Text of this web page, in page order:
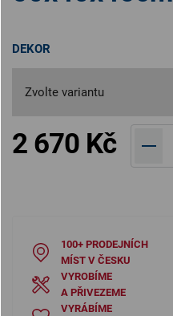
DEKOR
2 670 Kč
100+ PRODEJNÍCH
MÍST V ČESKU
VYROBÍME
A PŘIVEZEME
VYRÁBÍME